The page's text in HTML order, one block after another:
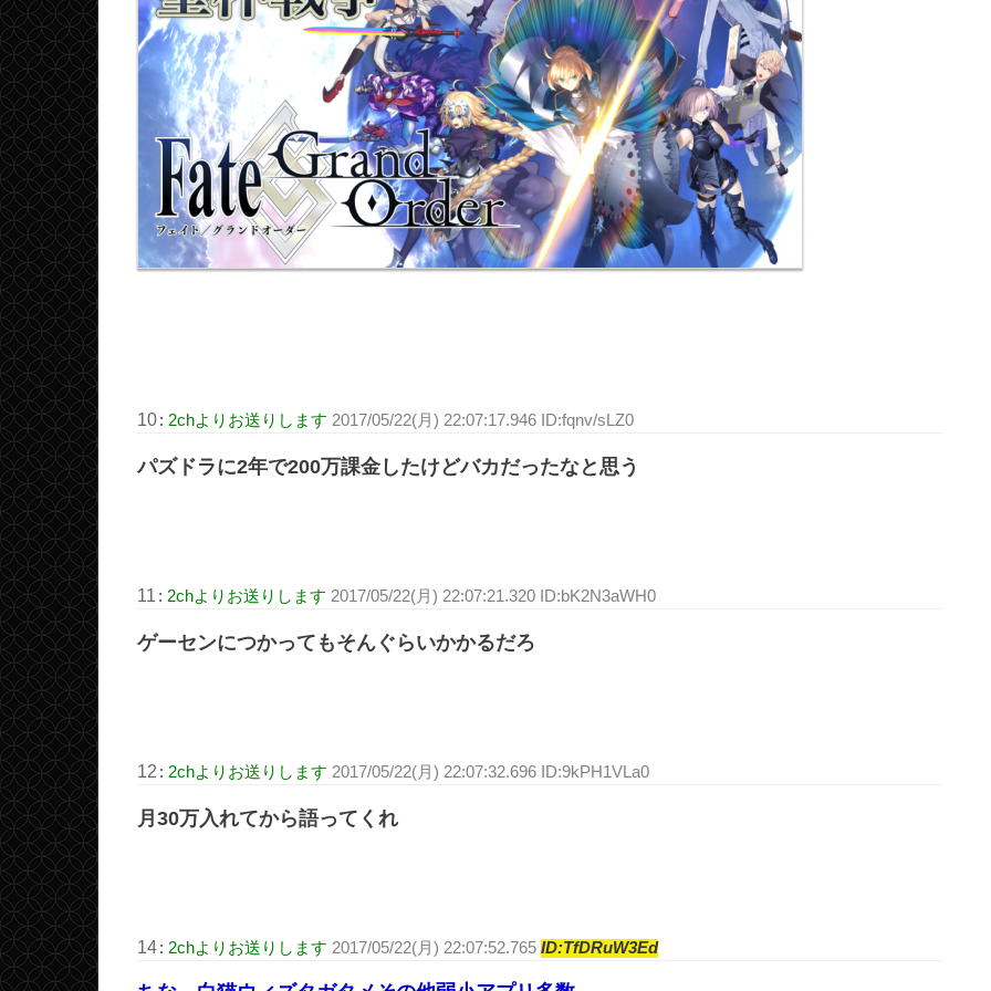
10: 2chよりお送りします 2017/05/22(月) 22:07:17.946 ID:fqnv/sLZ0
パズドラに2年で200万課金したけどバカだったなと思う
11 : 2chよりお送りします 2017/05/22(月) 22:07:21.320 ID:bK2N3aWH0
ゲーセンにつかってもそんぐらいかかるだろ
12 : 2chよりお送りします 2017/05/22(月) 22:07:32.696 ID:9kPH1VLa0
月30万入れてから語ってくれ
14: 2chよりお送りします 2017/05/22(月) 22:07:52.765 ID:TfDRuW3Ed